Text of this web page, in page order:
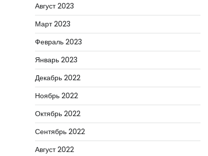
Август 2023
Март 2023
Февраль 2023
Январь 2023
Декабрь 2022
Ноябрь 2022
Октябрь 2022
Сентябрь 2022
Август 2022